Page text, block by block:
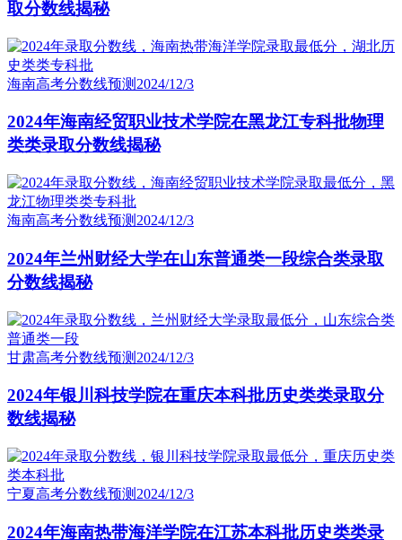
取分数线揭秘
海南高考分数线预测 2024/12/3
2024年海南经贸职业技术学院在黑龙江专科批物理
类类录取分数线揭秘
海南高考分数线预测 2024/12/3
2024年兰州财经大学在山东普通类一段综合类录取
分数线揭秘
甘肃高考分数线预测 2024/12/3
2024年银川科技学院在重庆本科批历史类类录取分
数线揭秘
宁夏高考分数线预测 2024/12/3
2024年海南热带海洋学院在江苏本科批历史类类录